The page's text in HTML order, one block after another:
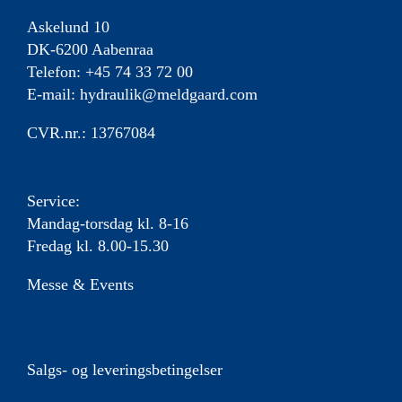
på
varesiden
Askelund 10
DK-6200 Aabenraa
Telefon: +45 74 33 72 00
E-mail: hydraulik@meldgaard.com
CVR.nr.: 13767084
Service:
Mandag-torsdag kl. 8-16
Fredag kl. 8.00-15.30
Messe & Events
Salgs- og leveringsbetingelser